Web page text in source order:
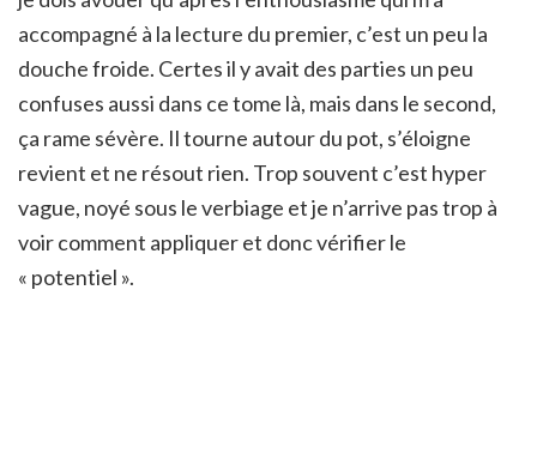
accompagné à la lecture du premier, c’est un peu la
douche froide. Certes il y avait des parties un peu
confuses aussi dans ce tome là, mais dans le second,
ça rame sévère. Il tourne autour du pot, s’éloigne
revient et ne résout rien. Trop souvent c’est hyper
vague, noyé sous le verbiage et je n’arrive pas trop à
voir comment appliquer et donc vérifier le
« potentiel ».